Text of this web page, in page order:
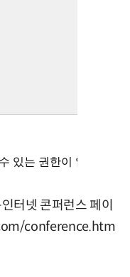
터넷 콘퍼런스 페이
conference.htm